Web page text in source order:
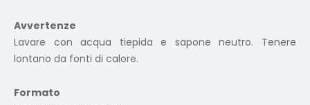
Avvertenze
Lavare con acqua tiepida e sapone neutro. Tenere
lontano da fonti di calore.
Formato